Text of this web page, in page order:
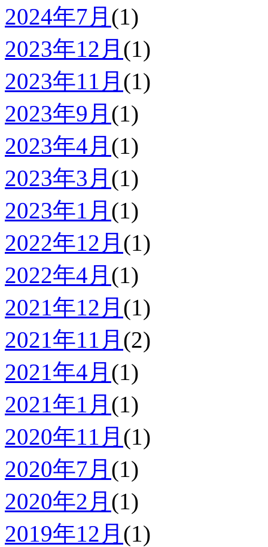
2024年7月 (1)
2023年12月 (1)
2023年11月 (1)
2023年9月 (1)
2023年4月 (1)
2023年3月 (1)
2023年1月 (1)
2022年12月 (1)
2022年4月 (1)
2021年12月 (1)
2021年11月 (2)
2021年4月 (1)
2021年1月 (1)
2020年11月 (1)
2020年7月 (1)
2020年2月 (1)
2019年12月 (1)